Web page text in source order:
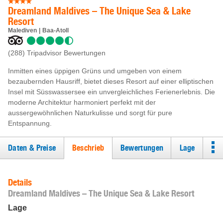
Dreamland Maldives – The Unique Sea & Lake
Resort
Malediven Baa-Atoll
(288) Tripadvisor Bewertungen
Inmitten eines üppigen Grüns und umgeben von einem
bezaubernden Hausriff, bietet dieses Resort auf einer elliptischen
Insel mit Süsswassersee ein unvergleichliches Ferienerlebnis. Die
moderne Architektur harmoniert perfekt mit der
aussergewöhnlichen Naturkulisse und sorgt für pure
Entspannung.
Daten & Preise Beschrieb Bewertungen Lage
Details
Dreamland Maldives – The Unique Sea & Lake Resort
Lage